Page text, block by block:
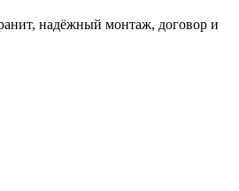
надёжный монтаж, договор и